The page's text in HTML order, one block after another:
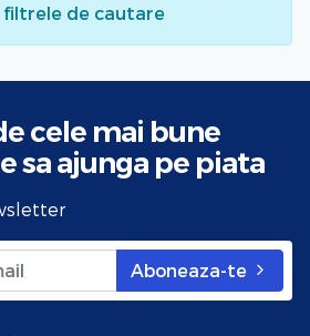
filtrele de cautare
cele mai bune
sa ajunga pe piata
Aboneaza-te